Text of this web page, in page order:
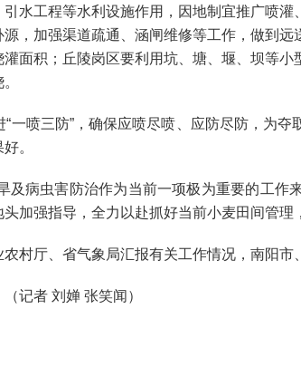
工程等水利设施作用，因地制宜推广喷灌
，加强渠道疏通、涵闸维修等工作，做到
面积；丘陵岗区要利用坑、塘、堰、坝等
喷三防”，确保应喷尽喷、应防尽防，为夺
。
虫害防治作为当前一项极为重要的工作
加强指导，全力以赴抓好当前小麦田间管理
厅、省气象局汇报有关工作情况，南阳市
记者 刘婵 张笑闻）